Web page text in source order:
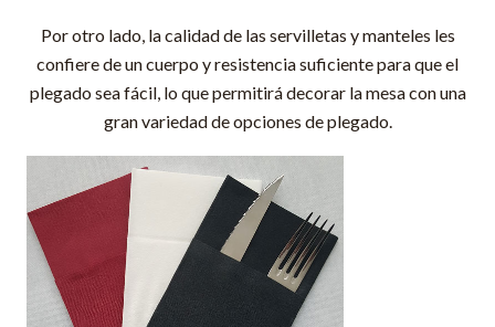
Por otro lado, la calidad de las servilletas y manteles les
confiere de un cuerpo y resistencia suficiente para que el
plegado sea fácil, lo que permitirá decorar la mesa con una
gran variedad de opciones de plegado.